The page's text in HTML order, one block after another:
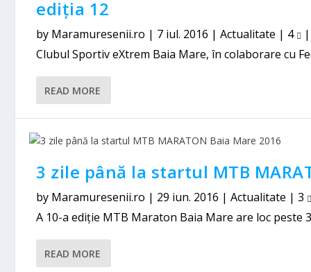
ediția 12
by Maramuresenii.ro | 7 iul. 2016 |Actualitate | 4
Clubul Sportiv eXtrem Baia Mare, în colaborare cu
READ MORE
3 zile până la startul MTB
by Maramuresenii.ro | 29 iun. 2016 |Actualitate |3
A 10-a ediție MTB Maraton Baia Mare are loc peste
READ MORE